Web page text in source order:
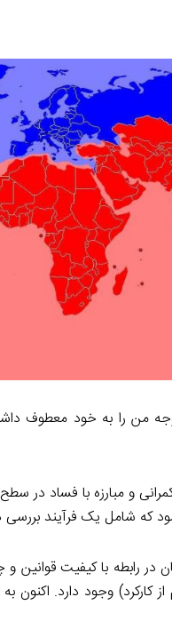
من را به خود معطوف
و مبارزه با فساد
یک فرآیند بررسی
در رابطه با کیفیت
کارکرد) وجود دارد.